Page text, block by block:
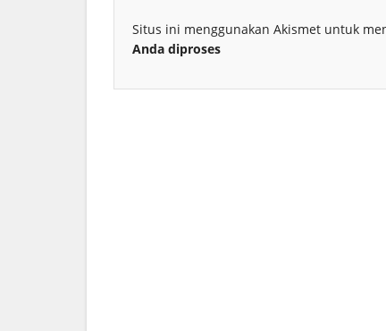
Situs ini menggunakan Akismet untuk
Anda diproses